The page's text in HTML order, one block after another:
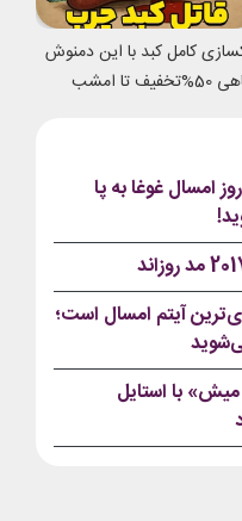
کامل کبد با این دمنوش
تا امشب
امسال غوغا به پا
آیتم امسال است؛
با استایل‌